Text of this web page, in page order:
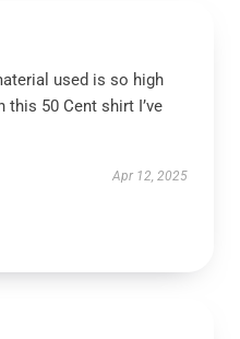
used is so high
this 50 Cent shirt I’ve
Apr 12, 2025